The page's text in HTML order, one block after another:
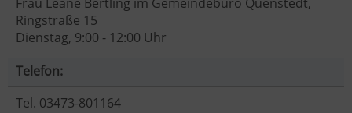
Ringstraße 15
Dienstag, 9:00 - 12:00 Uhr
Telefon:
Tel. 03473-801164